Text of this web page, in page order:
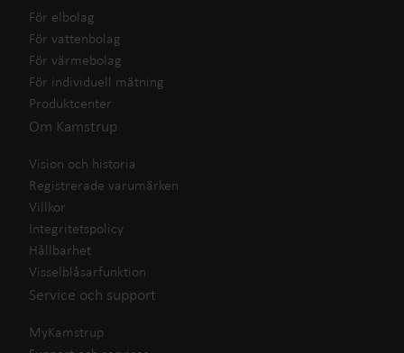
För elbolag
För vattenbolag
För värmebolag
För individuell mätning
Produktcenter
Om Kamstrup
Vision och historia
Registrerade varumärken
Villkor
Integritetspolicy
Hållbarhet
Visselblåsarfunktion
Service och support
MyKamstrup